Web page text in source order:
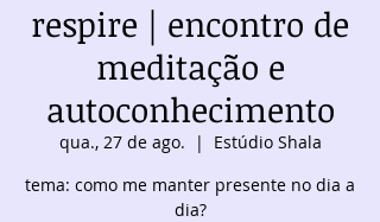
respire | encontro de
meditação e
autoconhecimento
qua., 27 de ago.
  |
Estúdio Shala
tema: como me manter presente no dia a
dia?